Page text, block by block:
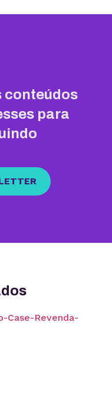
conteúdos
para